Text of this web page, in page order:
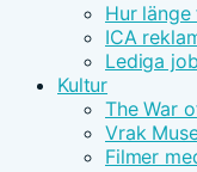
Hur
ICA
Lediga
Kultur
The War
Vrak
Filmer